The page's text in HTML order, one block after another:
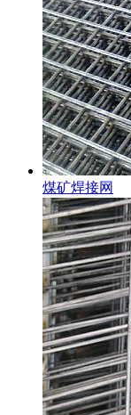
煤矿焊接网